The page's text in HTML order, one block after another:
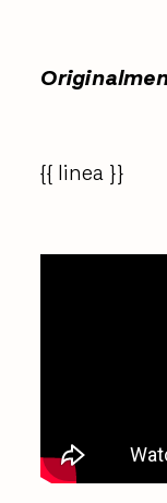
{{ linea }}